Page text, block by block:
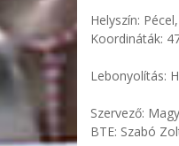
Helyszín:
Koordináták:
Lebonyolítás:
Szervező:
BTE: Szabó